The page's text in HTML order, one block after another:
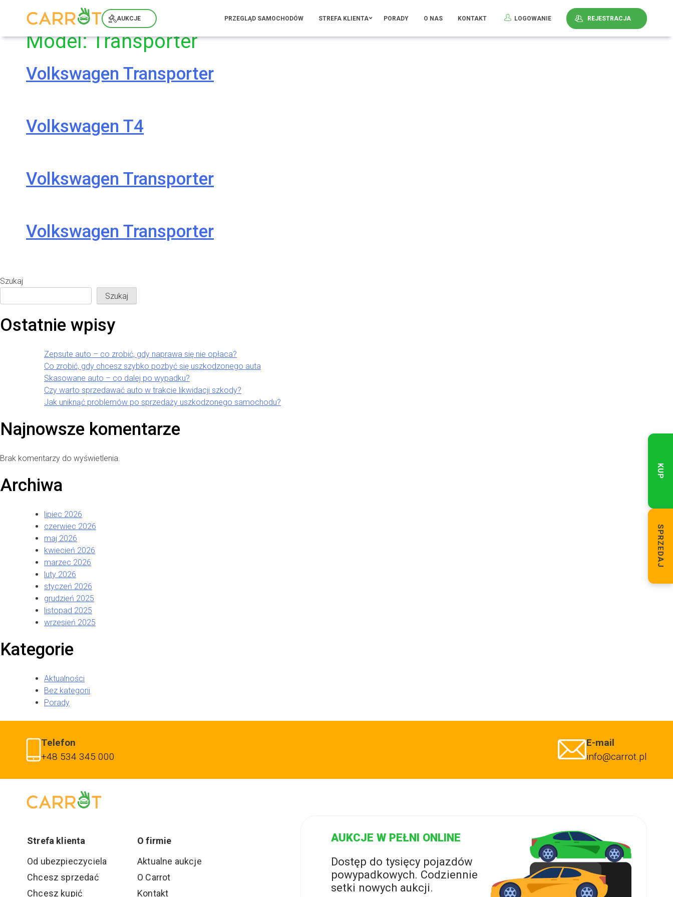
AUKCJE PRZEGLĄD SAMOCHODÓW STREFA KLIENTA PORADY O NAS KONTAKT LOGOWANIE REJESTRACJA
Model:Transporter
Volkswagen Transporter
Volkswagen T4
Volkswagen Transporter
Volkswagen Transporter
Szukaj
Szukaj
Ostatnie wpisy
Zepsute auto – co zrobić, gdy naprawa się nie opłaca?
Co zrobić, gdy chcesz szybko pozbyć się uszkodzonego auta
Skasowane auto – co dalej po wypadku?
Czy warto sprzedawać auto w trakcie likwidacji szkody?
Jak uniknąć problemów po sprzedaży uszkodzonego samochodu?
Najnowsze komentarze
Brak komentarzy do wyświetlenia.
Archiwa
lipiec 2026
czerwiec 2026
maj 2026
kwiecień 2026
marzec 2026
luty 2026
styczeń 2026
grudzień 2025
listopad 2025
wrzesień 2025
Kategorie
Aktualności
Bez kategorii
Porady
KUP
SPRZEDAJ
Telefon
+48 534 345 000
E-mail
info@carrot.pl
Strefa klienta
O firmie
Od ubezpieczyciela
Chcesz sprzedać
Chcesz kupić
Aktualne aukcje
O Carrot
Kontakt
AUKCJE W PEŁNI ONLINE
Dostęp do tysięcy pojazdów
powypadkowych. Codziennie
setki nowych aukcji.